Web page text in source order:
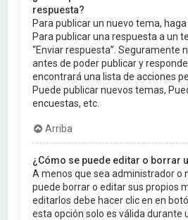
respuesta?
Para publicar un nuevo tema, haga
Para publicar una respuesta a un
“Enviar respuesta”. Seguramente
antes de poder publicar y
encontrará una lista de acciones
Puede publicar nuevos temas,
encuestas, etc.
Arriba
¿Cómo se puede editar o borrar
A menos que sea administrador o
puede borrar o editar sus propios
editarlos debe hacer clic en en
esta opción solo es válida durante